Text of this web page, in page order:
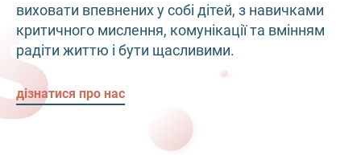
виховати впевнених у собі дітей, з навичками
критичного мислення, комунікації та вмінням
радіти життю і бути щасливими.
дізнатися про нас